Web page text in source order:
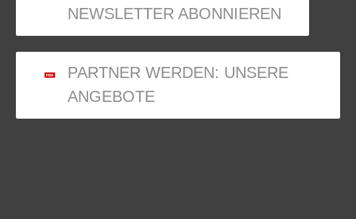
NEWSLETTER ABONNIEREN
PARTNER WERDEN: UNSERE
ANGEBOTE